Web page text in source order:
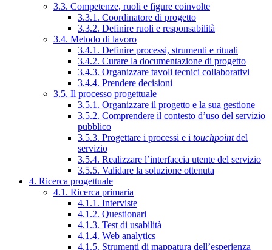
3.3. Competenze, ruoli e figure coinvolte
3.3.1. Coordinatore di progetto
3.3.2. Definire ruoli e responsabilità
3.4. Metodo di lavoro
3.4.1. Definire processi, strumenti e rituali
3.4.2. Curare la documentazione di progetto
3.4.3. Organizzare tavoli tecnici collaborativi
3.4.4. Prendere decisioni
3.5. Il processo progettuale
3.5.1. Organizzare il progetto e la sua gestione
3.5.2. Comprendere il contesto d’uso del servizio
pubblico
3.5.3. Progettare i processi e i touchpointdel
servizio
3.5.4. Realizzare l’interfaccia utente del servizio
3.5.5. Validare la soluzione ottenuta
4. Ricerca progettuale
4.1. Ricerca primaria
4.1.1. Interviste
4.1.2. Questionari
4.1.3. Test di usabilità
4.1.4. Web analytics
4.1.5. Strumenti di mappatura dell’esperienza